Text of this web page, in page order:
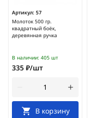
Артикул: 57
Молоток 500 гр.
квадратный боёк,
деревянная ручка
В наличии: 405 шт
335 ₽/шт
В корзину